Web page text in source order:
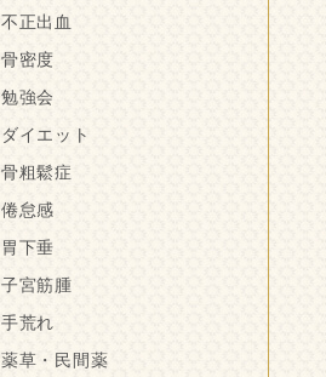
不正出血
骨密度
勉強会
ダイエット
骨粗鬆症
倦怠感
胃下垂
子宮筋腫
手荒れ
薬草・民間薬